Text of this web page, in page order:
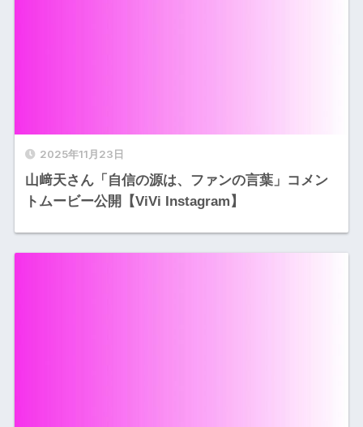
2025年11月23日
山﨑天さん「自信の源は、ファンの言葉」コメン
トムービー公開【ViVi Instagram】